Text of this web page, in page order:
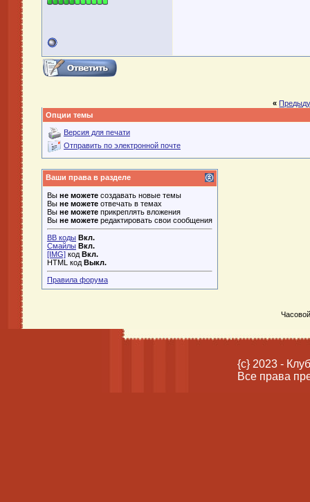
«
Опции темы
Версия для печати
Отправить по электронной почте
Ваши права в разделе
Вы не можете создавать новые темы
Вы не можете отвечать в темах
Вы не можете прикреплять вложения
Вы не можете редактировать свои сообщения
BB коды Вкл.
Смайлы Вкл.
[IMG] код Вкл.
HTML код Выкл.
Правила форума
{c} 2023 -
Все права